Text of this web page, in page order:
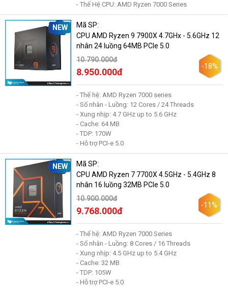
- Thế Hệ CPU: AMD Ryzen 7000 Series
NEW
Mã SP:
CPU AMD Ryzen 9 7900X 4.7GHx - 5.6GHz 12
nhân 24 luồng 64MB PCle 5.0
10.790.000đ
8.950.000đ
-18%
- Thế hệ: AMD Ryzen 7000 series
- Số nhân - Luồng: 12 Cores / 24 Threads
- Xung nhịp: 4.7 GHz up to 5.6 GHz
- Cache: 64 MB
- TDP: 170W
- Hỗ trợ PCI-e 5.0
NEW
Mã SP:
CPU AMD Ryzen 7 7700X 4.5GHz - 5.4GHz 8
nhân 16 luồng 32MB PCle 5.0
10.900.000đ
9.768.000đ
-11%
- Thế hệ: AMD Ryzen 7000 Series
- Số nhân - Luồng: 8 Cores / 16 Threads
- Xung nhịp: 4.5 GHz up to 5.4 GHz
- Cache: 32 MB
- TDP: 105W
- Hỗ trợ PCI-e 5.0